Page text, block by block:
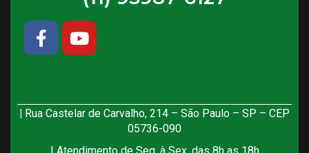
Rua Castelar de Carvalho, 214 – São Paulo – SP – CEP
05736-090